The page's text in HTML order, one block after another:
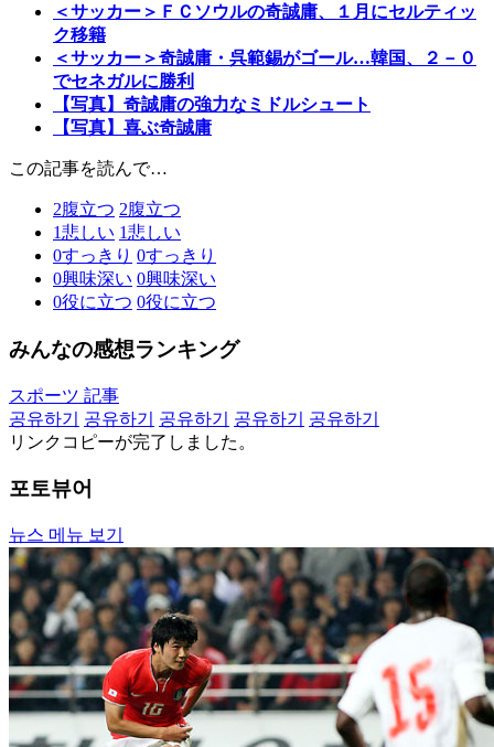
＜サッカー＞ＦＣソウルの奇誠庸、１月にセルティッ
ク移籍
＜サッカー＞奇誠庸・呉範錫がゴール…韓国、２－０
でセネガルに勝利
【写真】奇誠庸の強力なミドルシュート
【写真】喜ぶ奇誠庸
この記事を読んで…
2腹立つ 2腹立つ
1悲しい 1悲しい
0すっきり 0すっきり
0興味深い 0興味深い
0役に立つ 0役に立つ
みんなの感想ランキング
スポーツ 記事
공유하기
공유하기 공유하기 공유하기
공유하기
リンクコピーが完了しました。
포토뷰어
뉴스 메뉴 보기